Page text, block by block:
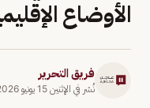
الأوضاع
فريق التحرير
نُشر في الإثنين 15 يونيو 2026